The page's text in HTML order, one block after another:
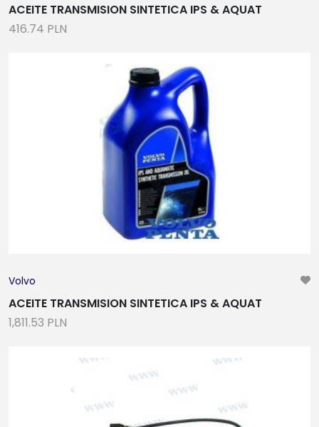
ACEITE TRANSMISION SINTETICA IPS & AQUAT
416.74 PLN
Volvo
ACEITE TRANSMISION SINTETICA IPS & AQUAT
1,811.53 PLN